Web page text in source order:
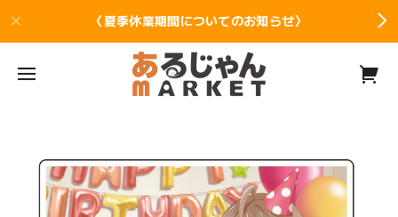
〈夏季休業期間についてのお知らせ〉